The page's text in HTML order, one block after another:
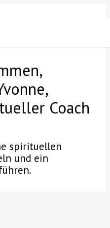
Coach
spirituellen
und ein